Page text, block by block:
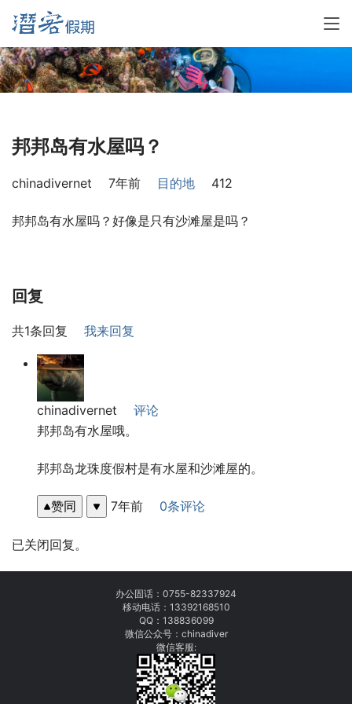
邦邦岛有水屋吗？
chinadivernet 7年前 目的地 412
邦邦岛有水屋吗？好像是只有沙滩屋是吗？
回复
共1条回复 我来回复
chinadivernet
评论
邦邦岛有水屋哦。
邦邦岛龙珠度假村是有水屋和沙滩屋的。
赞同 7年前 0条评论
已关闭回复。
办公固话： 0755-82337924
移动电话： 13392168510
QQ：138836099
微信公众号：chinadiver
微信客服: